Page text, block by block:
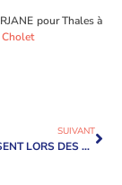
pour Thales à
Cholet
SUIVANT
BARJANE, PRÉSENT LORS DES GRANDS RENDEZ-VOUS DE LA LOGISTIQUE BY AFILOG